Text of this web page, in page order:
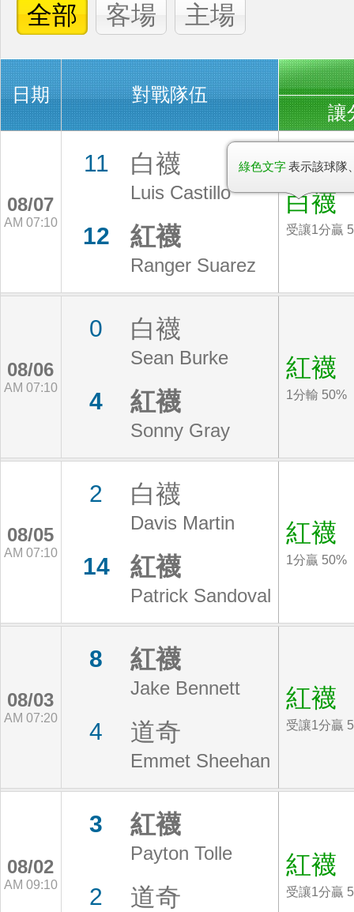
全部 客場 主場
日期
對戰隊伍
讓
08/07
AM 07:10
11 白襪
Luis Castillo
12 紅襪
Ranger Suarez
白襪
受讓1分贏
綠色文字表示該球隊
08/06
AM 07:10
0 白襪
Sean Burke
4 紅襪
Sonny Gray
紅襪
1分輸 50%
08/05
AM 07:10
2 白襪
Davis Martin
14 紅襪
Patrick Sandoval
紅襪
1分贏 50%
08/03
AM 07:20
8 紅襪
Jake Bennett
4 道奇
Emmet Sheehan
紅襪
受讓1分贏
08/02
AM 09:10
3 紅襪
Payton Tolle
2 道奇
紅襪
受讓1分贏